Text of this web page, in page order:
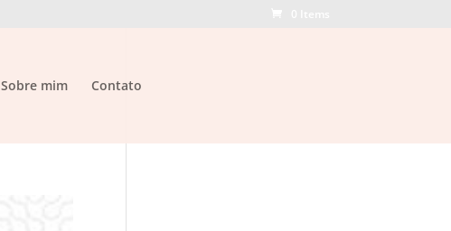
Sobre mim Contato